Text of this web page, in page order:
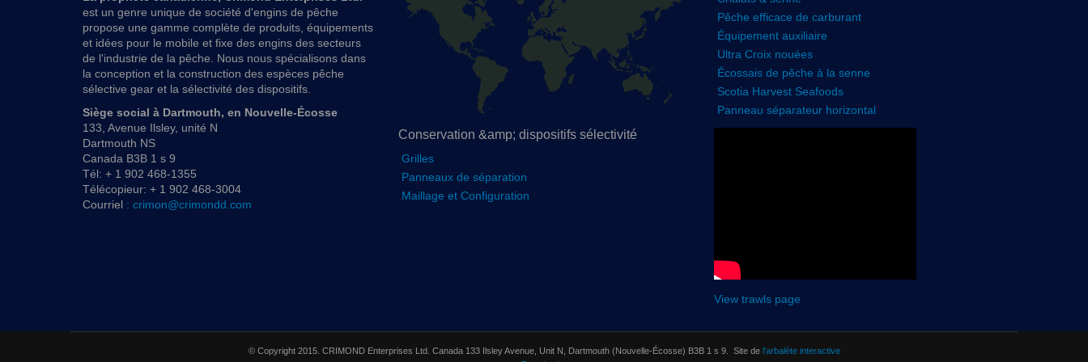
est un genre unique de société d'engins de pêche
propose une gamme complète de produits, équipements
et idées pour le mobile et fixe des engins des secteurs
de l'industrie de la pêche. Nous nous spécialisons dans
la conception et la construction des espèces pêche
sélective gear et la sélectivité des dispositifs.
Siège social à Dartmouth, en Nouvelle-Écosse
133, Avenue Ilsley, unité N
Dartmouth NS
Canada B3B 1 s 9
Tél: + 1 902 468-1355
Télécopieur: + 1 902 468-3004
Courriel : crimon@crimondd.com
Pêche efficace de carburant
Équipement auxiliaire
Ultra Croix nouées
Écossais de pêche à la senne
Scotia Harvest Seafoods
Panneau séparateur horizontal
Conservation &amp; dispositifs sélectivité
Grilles
Panneaux de séparation
Maillage et Configuration
View trawls page
© Copyright 2015. CRIMOND Enterprises Ltd. Canada 133 Ilsley Avenue, Unit N, Dartmouth (Nouvelle-Écosse) B3B 1 s 9. Site de l'arbalète interactive